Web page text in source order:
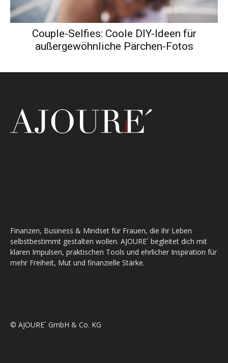
Couple-Selfies: Coole DIY-Ideen für
außergewöhnliche Pärchen-Fotos
Finanzen, Business & Mindset für Frauen, die ihr Leben
selbstbestimmt gestalten wollen. AJOURE´ begleitet dich mit
klaren Impulsen, praktischen Tools und ehrlicher Inspiration für
mehr Freiheit, Mut und finanzielle Stärke.
© AJOURE´ GmbH & Co. KG